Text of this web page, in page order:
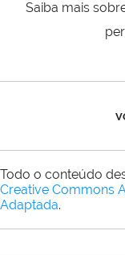
Saiba mais
Todo o conteúdo
Creative Commons
Adaptada.